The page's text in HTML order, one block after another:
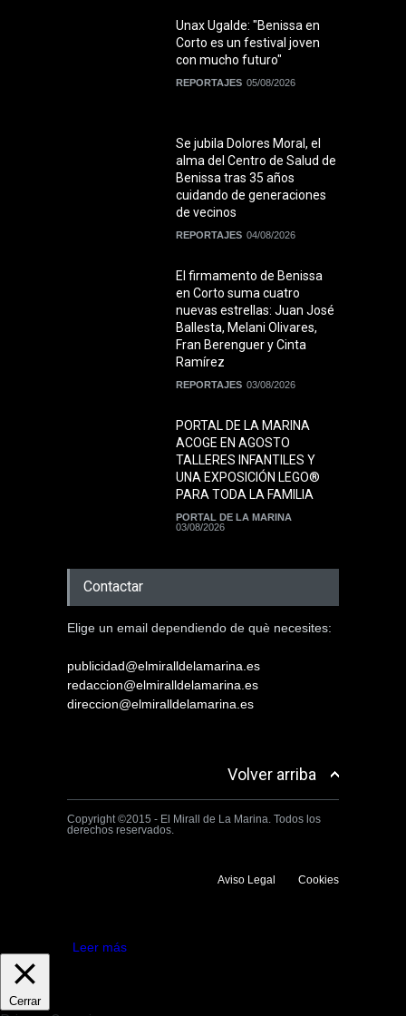
Unax Ugalde: "Benissa en
Corto es un festival joven
con mucho futuro"
REPORTAJES 05/08/2026
Se jubila Dolores Moral, el
alma del Centro de Salud de
Benissa tras 35 años
cuidando de generaciones
de vecinos
REPORTAJES 04/08/2026
El firmamento de Benissa
en Corto suma cuatro
nuevas estrellas: Juan José
Ballesta, Melani Olivares,
Fran Berenguer y Cinta
Ramírez
REPORTAJES 03/08/2026
PORTAL DE LA MARINA
ACOGE EN AGOSTO
TALLERES INFANTILES Y
UNA EXPOSICIÓN LEGO®
PARA TODA LA FAMILIA
PORTAL DE LA MARINA
03/08/2026
Contactar
Elige un email dependiendo de què necesites:
publicidad@elmiralldelamarina.es
redaccion@elmiralldelamarina.es
direccion@elmiralldelamarina.es
Volver arriba
Copyright ©2015 - El Mirall de La Marina. Todos los
derechos reservados.
Aviso Legal Cookies
Leer más
Cerrar